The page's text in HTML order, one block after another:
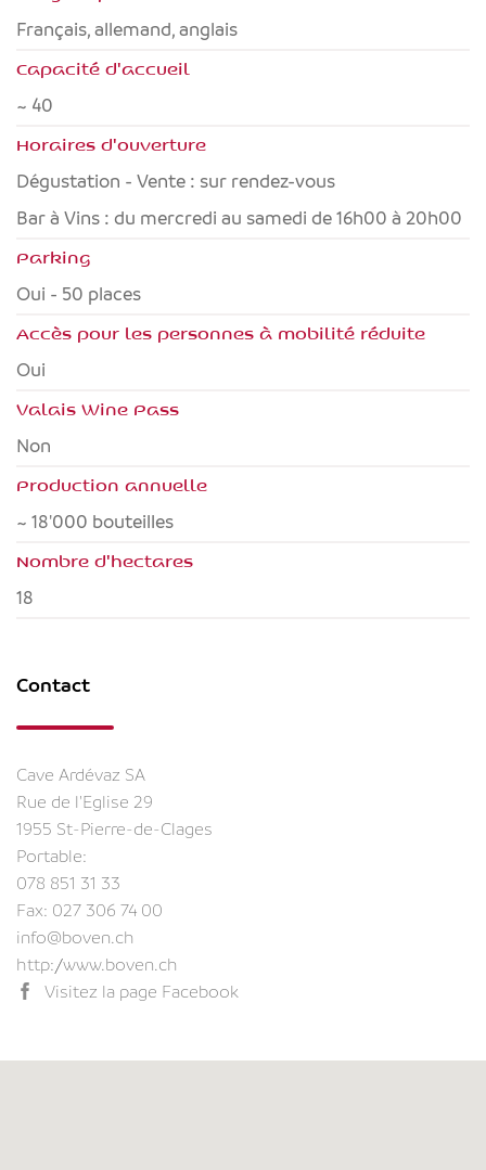
français, allemand, anglais
Capacité d'accueil
~ 40
Horaires d'ouverture
Dégustation - Vente : sur rendez-vous
Bar à Vins : du mercredi au samedi de 16h00 à 20h00
Parking
Oui - 50 places
Accès pour les personnes à mobilité réduite
oui
Valais Wine Pass
non
Production annuelle
~ 18'000 bouteilles
Nombre d'hectares
18
Contact
Cave Ardévaz SA
Rue de l'Eglise 29
1955 St-Pierre-de-Clages
Portable:
078 851 31 33
Fax: 027 306 74 00
info@boven.ch
http://www.boven.ch
Visitez la page Facebook